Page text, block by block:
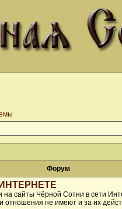
Форум
на сайты Чёрной Сотни в сети
отношения не имеют и за их